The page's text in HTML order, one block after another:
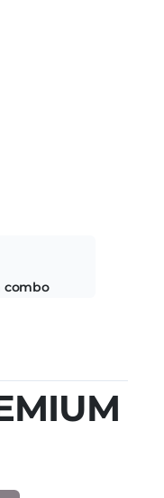
combo